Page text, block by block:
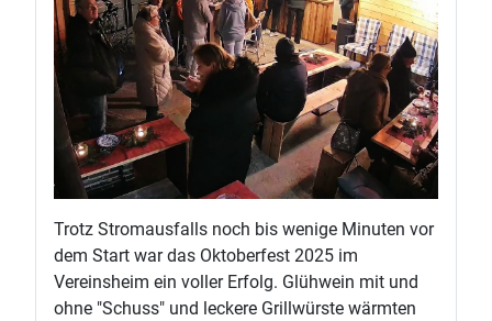
Trotz Stromausfalls noch bis wenige Minuten vor
dem Start war das Oktoberfest 2025 im
Vereinsheim ein voller Erfolg. Glühwein mit und
ohne "Schuss" und leckere Grillwürste wärmten